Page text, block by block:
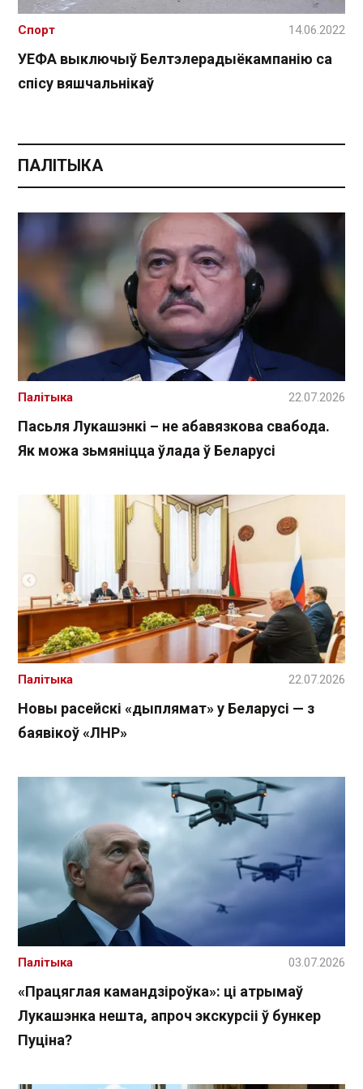
УЕФА выключыў Белтэлерадыёкампанію са
спісу вяшчальнікаў
Спорт 14.06.2022
ПАЛІТЫКА
Пасьля Лукашэнкі – не абавязкова свабода.
Як можа зьмяніцца ўлада ў Беларусі
Палітыка 22.07.2026
Новы расейскі «дыплямат» у Беларусі — з
баявікоў «ЛНР»
Палітыка 22.07.2026
«Працяглая камандзіроўка»: ці атрымаў
Лукашэнка нешта, апроч экскурсіі ў бункер
Пуціна?
Палітыка 03.07.2026